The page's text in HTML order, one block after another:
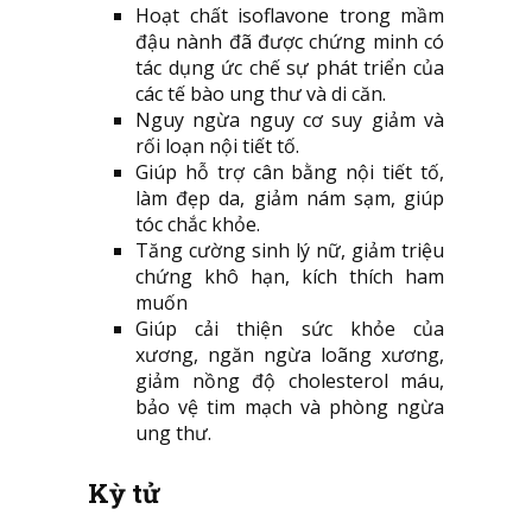
Hoạt chất isoflavone trong mầm
đậu nành đã được chứng minh có
tác dụng ức chế sự phát triển của
các tế bào ung thư và di căn.
Nguy ngừa nguy cơ suy giảm và
rối loạn nội tiết tố.
Giúp hỗ trợ cân bằng nội tiết tố,
làm đẹp da, giảm nám sạm, giúp
tóc chắc khỏe.
Tăng cường sinh lý nữ, giảm triệu
chứng khô hạn, kích thích ham
muốn
Giúp cải thiện sức khỏe của
xương, ngăn ngừa loãng xương,
giảm nồng độ cholesterol máu,
bảo vệ tim mạch và phòng ngừa
ung thư.
Kỳ tử